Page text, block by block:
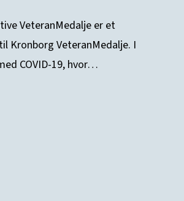
VeteranMedalje er et
Kronborg VeteranMedalje. I
COVID-19, hvor…